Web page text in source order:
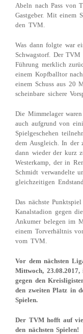
Abeln nach Pass von
Gastgeber. Mit einem
den TVM.
Was dann folgte war
Schwagstorf. Der
Führung merklich
einem Kopfballtor
einem Schuss aus 20
scheinbare sichere
Die Mimmelager
auch aufgrund von
Spielgeschehen
dem Ausgleich. In der
dann wieder der kurz
Westerkamp, der in
Schmidt verwandelte
gleichzeitigen
Das nächste
Kanalstadion gegen
Ankumer belegen im
einem Torverhältnis
vom TVM.
Vor dem nächsten
Mittwoch,
gegen den
den zweiten Platz in
Spielen.
Der TVM hofft auf
den nächsten Spielen!